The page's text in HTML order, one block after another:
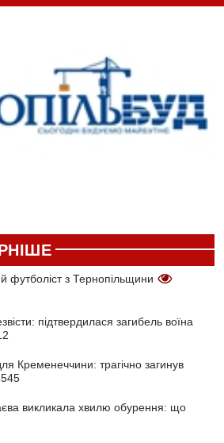
футболіст з Тернопільщини
підтвердилася загибель воїна
Кременеччини: трагічно загинув
викликала хвилю обурення: що